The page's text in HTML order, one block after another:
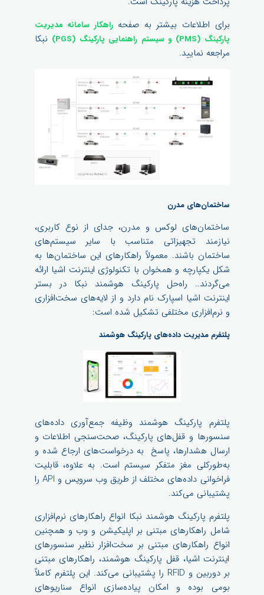
برای اطلاعات بیشتر به صفحهراهکار سامانه مدیریت
پارکینگ (PMS) و سیستم راهنمایی پارکینگ (PGS)
نبکا
مراجعه نمایید.
ساختمان‌های مدرن
ساختمان‌های لوکس و مدرن، جدای از نوع کاربری،
نیازمند تجهیزاتی متناسب با سایر سیستم‌های
ساختمان باشند. معمولاً راهکارهای این ساختمان‌ها به
شکل یکپارچه و همخوان با تکنولوژی اینترنت اشیا ارائه
می‌گردند.. راه‌حل پارکینگ هوشمند نبکا در بستر
اینترنت اشیا اسپارک نام دارد و از لایه‌های سخت‌افزاری
و نرم‌افزاری مختلفی تشکیل شده است:
پلتفرم مدیریت داده‌های پارکینگ هوشمند
پلتفرم پارکینگ هوشمند وظیفه جمع‌آوری داده‌های
سنسورها و قفل‌های پارکینگ، صحت‌سنجی اطلاعات و
ارسال هشدارها، پاسخ به درخواست‌های ارجاع شده و
به‌طورکلی مغز متفکر سیستم است. به علاوه، قابلیت
فراخوانی داده‌های مختلف از طریق وب سرویس و API را
پشتیبانی می‌کند.
پلتفرم پارکینگ هوشمند نبکا انواع راهکارهای نرم‌افزاری
شامل راهکارهای مبتنی بر اپلیکیشن و وب و همچنین
انواع راهکارهای مبتنی بر سخت‌افزار نظیر سنسورهای
اینترنت اشیا، قفل پارکینگ هوشمند، راهکارهای مبتنی
بر دوربین و RFID را پشتیبانی می‌کند. این پلتفرم کاملاً
بومی بوده و امکان پیاده‌سازی انواع سناریوهای